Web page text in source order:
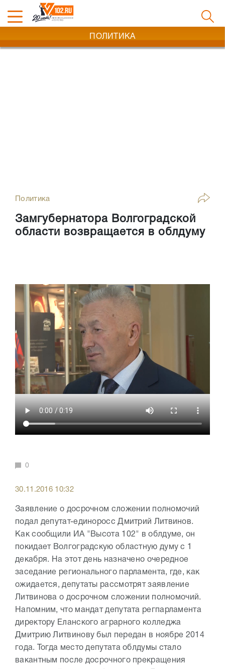
ПОЛИТИКА
Политика
Замгубернатора Волгоградской
области возвращается в облдуму
0
30.11.2016 10:32
Заявление о досрочном сложении полномочий
подал депутат-единоросс Дмитрий Литвинов.
Как сообщили ИА "Высота 102" в облдуме, он
покидает Волгоградскую областную думу с 1
декабря. На этот день назначено очередное
заседание регионального парламента, где, как
ожидается, депутаты рассмотрят заявление
Литвинова о досрочном сложении полномочий.
Напомним, что мандат депутата регпарламента
директору Еланского аграрного колледжа
Дмитрию Литвинову был передан в ноябре 2014
года. Тогда место депутата облдумы стало
вакантным после досрочного прекращения